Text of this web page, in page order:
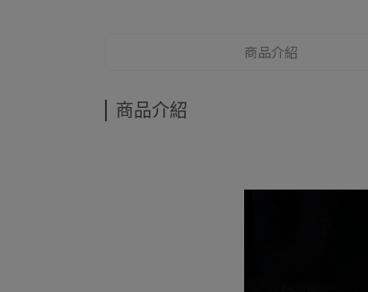
商品介紹
商品介紹